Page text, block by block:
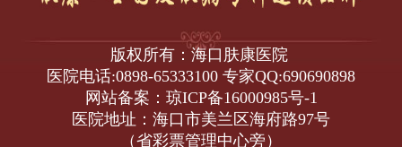
版权所有：海口肤康医院
医院电话:0898-65333100 专家QQ:690690898
网站备案：琼ICP备16000985号-1
医院地址：海口市美兰区海府路97号
（省彩票管理中心旁）